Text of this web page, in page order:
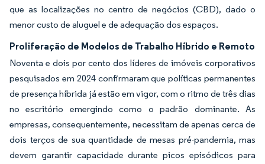
que as localizações no centro de negócios (CBD), dado o
menor custo de aluguel e de adequação dos espaços.
Proliferação de Modelos de Trabalho Híbrido e Remoto
Noventa e dois por cento dos líderes de imóveis corporativos
pesquisados em 2024 confirmaram que políticas permanentes
de presença híbrida já estão em vigor, com o ritmo de três dias
no escritório emergindo como o padrão dominante. As
empresas, consequentemente, necessitam de apenas cerca de
dois terços de sua quantidade de mesas pré-pandemia, mas
devem garantir capacidade durante picos episódicos para